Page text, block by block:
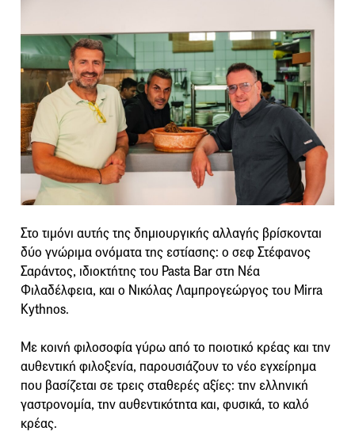
Στο τιμόνι αυτής της δημιουργικής αλλαγής βρίσκονται
δύο γνώριμα ονόματα της εστίασης: ο σεφ Στέφανος
Σαράντος, ιδιοκτήτης του Pasta Bar στη Νέα
Φιλαδέλφεια, και ο Νικόλας Λαμπρογεώργος του Mirra
Kythnos.
Με κοινή φιλοσοφία γύρω από το ποιοτικό κρέας και την
αυθεντική φιλοξενία, παρουσιάζουν το νέο εγχείρημα
που βασίζεται σε τρεις σταθερές αξίες: την ελληνική
γαστρονομία, την αυθεντικότητα και, φυσικά, το καλό
κρέας.